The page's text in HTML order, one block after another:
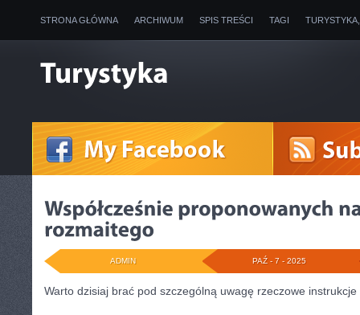
STRONA GŁÓWNA ARCHIWUM SPIS TREŚCI TAGI
PAŹ - 7 - 2025
ADMIN
Warto dzisiaj brać pod szczególną uwagę rzeczowe instrukcje